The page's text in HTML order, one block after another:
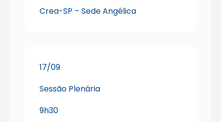
Crea-SP – Sede Angélica
17/09
Sessão Plenária
9h30